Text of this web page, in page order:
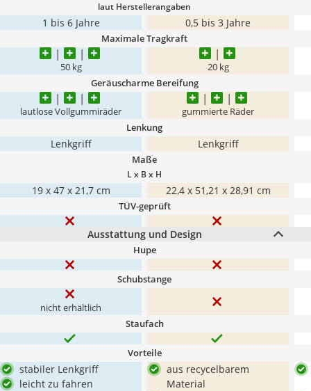
laut Herstellerangaben
1 bis 6 Jahre 0,5 bis 3 Jahre
Maximale Tragkraft
50 kg 20 kg
Geräuscharme Bereifung
lautlose Vollgummiräder gummierte Räder
Lenkung
Lenkgriff Lenkgriff
Maße
L x B x H
19 x 47 x 21,7 cm 22,4 x 51,21 x 28,91 cm
TÜV-geprüft
Ausstattung und Design
Hupe
Schubstange
nicht erhältlich
Staufach
Vorteile
stabiler Lenkgriff
leicht zu fahren
aus recycelbarem
Material